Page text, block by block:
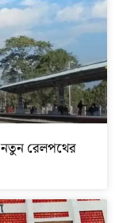
নতুন রেলপথের